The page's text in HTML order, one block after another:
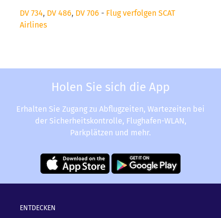
DV 734, DV 486, DV 706 - Flug verfolgen SCAT
Airlines
Holen Sie sich die App
Erhalten Sie Zugang zu Abflugzeiten, Wartezeiten bei
der Sicherheitskontrolle, Flughafen-WLAN,
Parkplätzen und mehr.
ENTDECKEN